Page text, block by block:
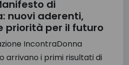
di
nuovi aderenti,
priorità per il futuro
IncontraDonna
arrivano i primi risultati di